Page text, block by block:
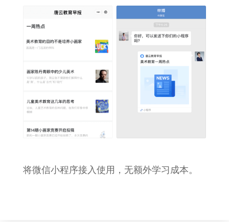
将微信小程序接入使用，无额外学习成本。